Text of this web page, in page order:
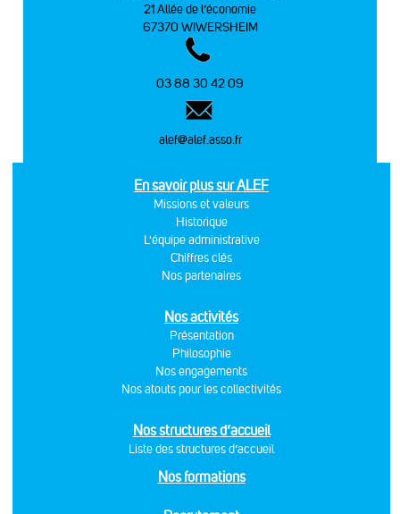
21 Allée de l’économie
67370 WIWERSHEIM
03 88 30 42 09
alef@alef.asso.fr
En savoir plus sur ALEF
Missions et valeurs
Historique
L'équipe administrative
Chiffres clés
Nos partenaires
Nos activités
Présentation
Philosophie
Nos engagements
Nos atouts pour les collectivités
Nos structures d’accueil
Liste des structures d’accueil
Nos formations